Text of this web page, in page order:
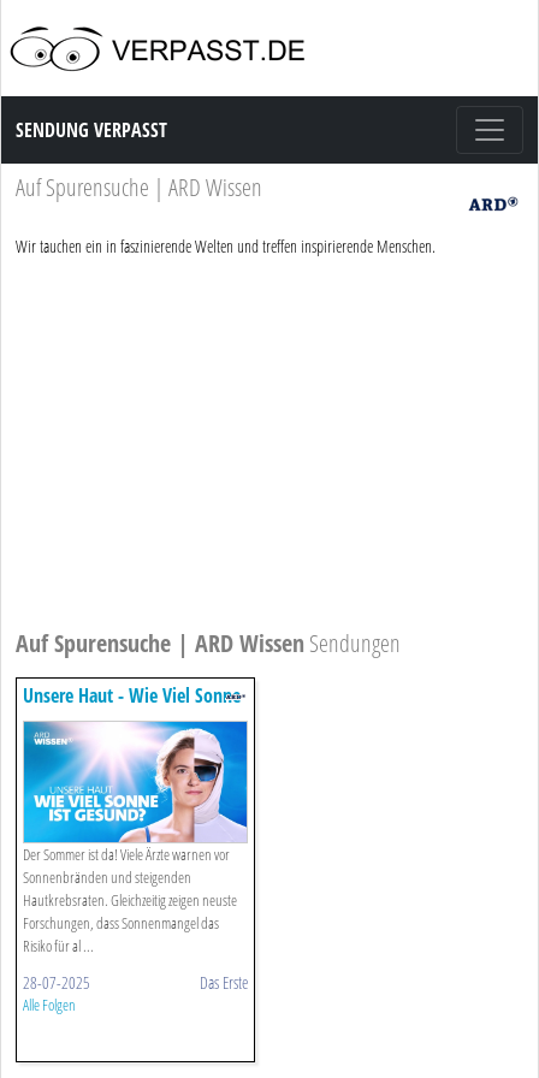
Sendung Verpasst
SENDUNG VERPASST
Auf Spurensuche | ARD Wissen
Wir tauchen ein in faszinierende Welten und treffen inspirierende Menschen.
Auf Spurensuche | ARD Wissen Sendungen
Unsere Haut - Wie Viel Sonne
Ist Gesund.
Der Sommer ist da! Viele Ärzte warnen vor
Sonnenbränden und steigenden
Hautkrebsraten. Gleichzeitig zeigen neuste
Forschungen, dass Sonnenmangel das
Risiko für al ...
28-07-2025 Das Erste
Alle Folgen